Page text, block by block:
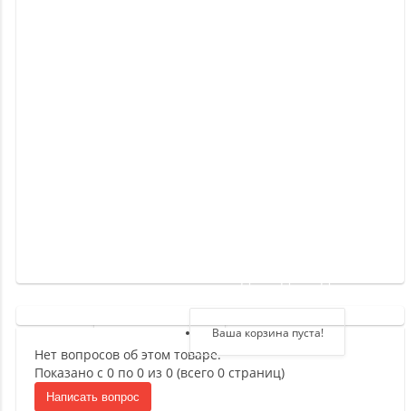
Регистрация
Авторизация
Ваша корзина пуста!
Нет вопросов об этом товаре.
Показано с 0 по 0 из 0 (всего 0 страниц)
Написать вопрос